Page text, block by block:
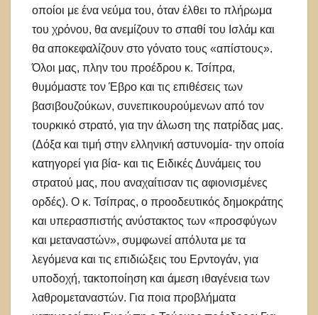
οποίοι με ένα νεύμα του, όταν έλθει το πλήρωμα
του χρόνου, θα ανεμίζουν το σπαθί του Ισλάμ και
θα αποκεφαλίζουν στο γόνατο τους «απίστους».
Όλοι μας, πλην του προέδρου κ. Τσίπρα,
θυμόμαστε τον Έβρο και τις επιθέσεις των
βασιβουζούκων, συνεπικουρούμενων από τον
τουρκικό στρατό, για την άλωση της πατρίδας μας.
(Δόξα και τιμή στην ελληνική αστυνομία- την οποία
κατηγορεί για βία- και τις Ειδικές Δυνάμεις του
στρατού μας, που αναχαίτισαν τις αφιονισμένες
ορδές). Ο κ. Τσίπρας, ο προοδευτικός δημοκράτης
και υπερασπιστής ανύστακτος των «προσφύγων
και μεταναστών», συμφωνεί απόλυτα με τα
λεγόμενα και τις επιδιώξεις του Ερντογάν, για
υποδοχή, τακτοποίηση και άμεση ιθαγένεια των
λαθρομεταναστών. Για ποια προβλήματα